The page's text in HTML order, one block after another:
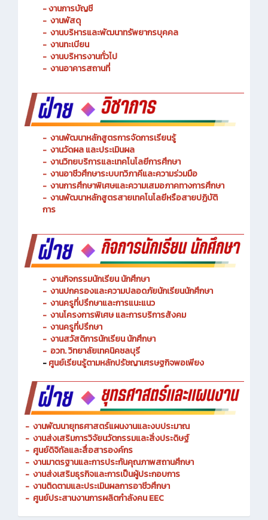
-งานการบัญชี
- งานพัสดุ
- งานบริหารและพัฒนาทรัพยากรบุคคล
- งานทะเบียน
- งานบริหารงานทั่วไป
- งานอาคารสถานที่
- งานพัฒนาหลักสูตรการจัดการเรียนรู้
- งานวัดผล และประเมินผล
- งานวิทยบริการและเทคโนโลยีการศึกษา
- งานอาชีวศึกษาระบบทวิภาคีและความร่วมมือ
- งานการศึกษาพิเศษและความเสมอภาคทางการศึกษา
- งานพัฒนาหลักสูตรสายเทคโนโลยีหรือสายปฏิบัติ
การ
- งานกิจกรรมนักเรียน นักศึกษา
- งานปกครองและความปลอดภัยนักเรียนนักศึกษา
- งานครูที่ปรึกษาและการแนะแนว
- งานโครงการพิเศษ และการบริการสังคม
- งานครูที่ปรึกษา
- งานสวัสดิการนักเรียน นักศึกษา
- อวท. วิทยาลัยเทคนิคชลบุรี
-ศูนย์เรียนรู้ตามหลักปรัชญาเศรษฐกิจพอเพียง
- งานพัฒนายุทธศาสตร์แผนงานและงบประมาณ
- งานส่งเสริมการวิจัยนวัตกรรมและสิ่งประดิษฐ์
- ศูนย์ดิจิทัลและสื่อสารองค์กร
- งานมาตรฐานและการประกันคุณภาพสถานศึกษา
- งานส่งเสริมธุรกิจและการเป็นผู้ประกอบการ
- งานติดตามและประเมินผลการอาชีวศึกษา
- ศูนย์ประสานงานการผลิตกำลังคน EEC